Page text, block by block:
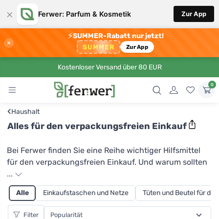
× Ferwer: Parfum & Kosmetik Zur App
×
⚡SUMMER-Rabatt nur jetzt!
SUMMER Zur App
Kostenloser Versand über 80 EUR
0
‹Haushalt
Alles für den verpackungsfreien Einkauf
Bei Ferwer finden Sie eine Reihe wichtiger Hilfsmittel
für den verpackungsfreien Einkauf. Und warum sollten
Sie ohne Verpackung einkaufen? Erstens, weil Sie
durch die Verwendung Ihrer eigenen Tüten für
Backwaren, Gemüse und andere Produkte die
Produktion von Plastik und Plastikmüll erheblich
...
Alle Einkaufstaschen und Netze Tüten und Beutel für
Filter